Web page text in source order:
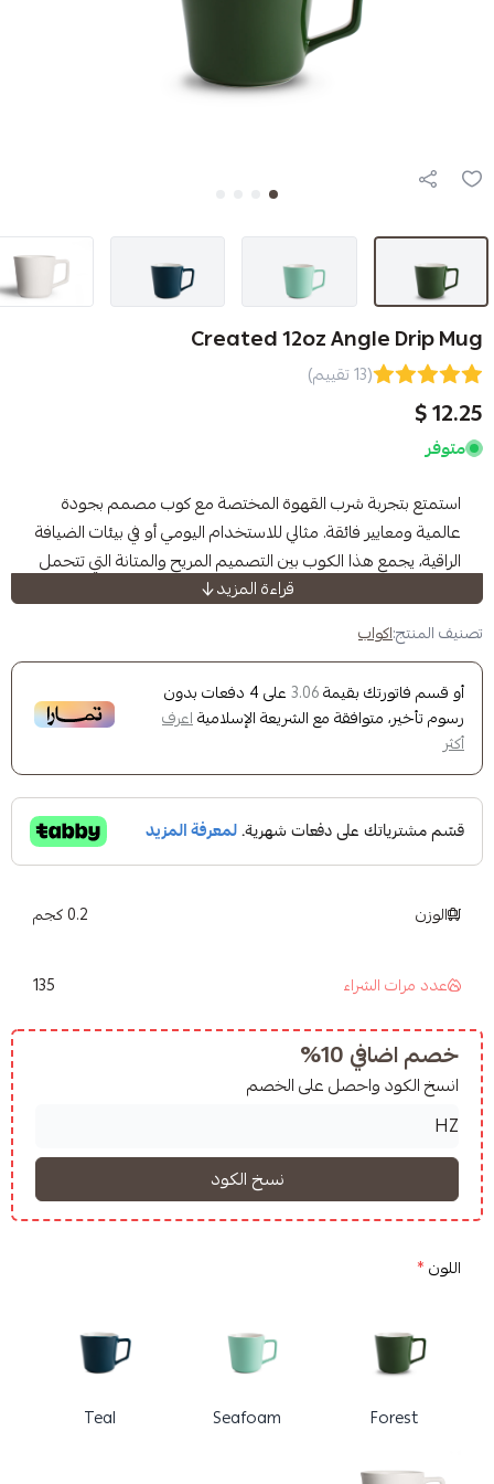
Created 12oz
شرب القهوة المختصة مع كوب مصمم بجودة
فائقة. مثالي للاستخدام اليومي أو في بيئات الضيافة
الكوب بين التصميم المريح والمتانة التي تتحمل
يناسب القبضة بشكل مثالي ويوفر الراحة عند
مسؤول:ملتزم بمعايير الاستدامة والجودة.
القهوة المختصة: يضمن تجربة شرب فريدة
من الطين:مصنوع من أجود أنواع الطين لضمان
العالية: يتم حرقه في درجات حرارة عالية جدًا
مثالي للاستخدام في بيئات الضيافة والفنادق.
الصحون التجارية:
بقيمة3.06 على4دفعات بدون
مع الشريعة الإسلاميةاعرف
على الخصم
Seafoam
Teal